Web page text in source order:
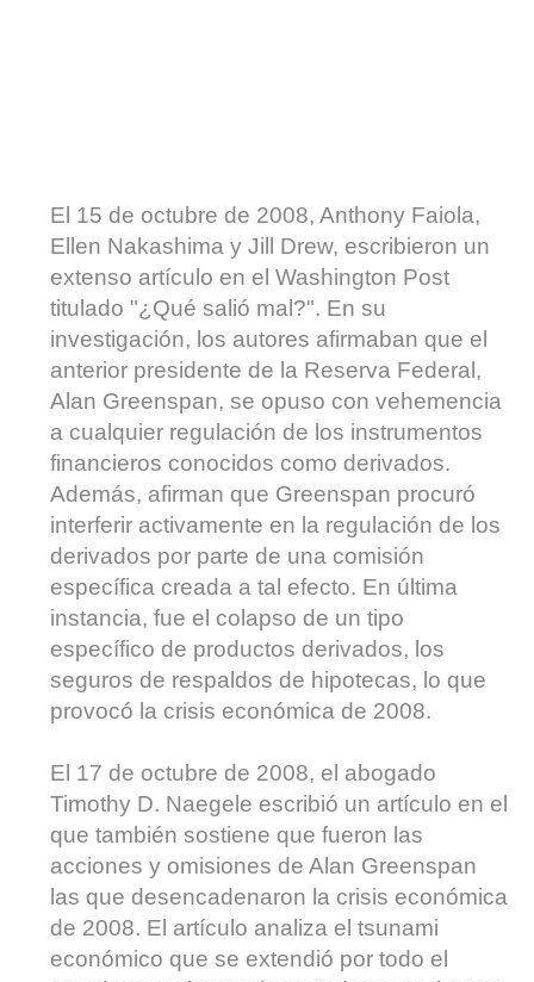
El 15 de octubre de 2008, Anthony Faiola,
Ellen Nakashima y Jill Drew, escribieron un
extenso artículo en el Washington Post
titulado "¿Qué salió mal?". En su
investigación, los autores afirmaban que el
anterior presidente de la Reserva Federal,
Alan Greenspan, se opuso con vehemencia
a cualquier regulación de los instrumentos
financieros conocidos como derivados.
Además, afirman que Greenspan procuró
interferir activamente en la regulación de los
derivados por parte de una comisión
específica creada a tal efecto. En última
instancia, fue el colapso de un tipo
específico de productos derivados, los
seguros de respaldos de hipotecas, lo que
provocó la crisis económica de 2008.
El 17 de octubre de 2008, el abogado
Timothy D. Naegele escribió un artículo en el
que también sostiene que fueron las
acciones y omisiones de Alan Greenspan
las que desencadenaron la crisis económica
de 2008. El artículo analiza el tsunami
económico que se extendió por todo el